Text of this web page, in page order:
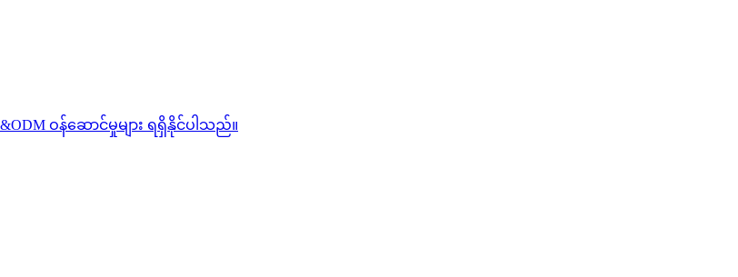
ဝန်ဆောင်မှုများ ရရှိနိုင်ပါသည်။